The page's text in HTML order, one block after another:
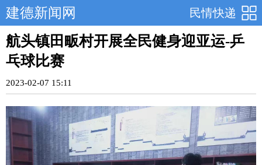
民情快递
建德新闻网
航头镇田畈村开展全民健身迎亚运-乒
乓球比赛
2023-02-07 15:11